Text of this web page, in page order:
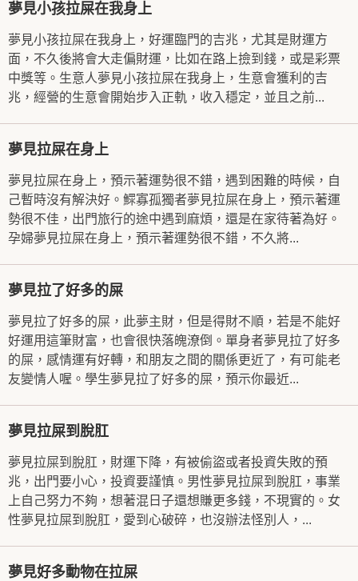
夢見小孩拉屎在我身上
夢見小孩拉屎在我身上，好運臨門的吉兆，尤其是財運方
面，不久後將會大走偏財運，比如在路上撿到錢，或是彩票
中獎等。生意人夢見小孩拉屎在我身上，生意會獲利的吉
兆，經營的生意會開始步入正軌，收入穩定，並且之前...
夢見拉屎在身上
夢見拉屎在身上，預示著運勢很不錯，遇到困難的時候，自
己暫時沒有解決好。鰥寡孤獨者夢見拉屎在身上，預示著運
勢很不佳，出門旅行的途中遇到麻煩，還是在家待著為好。
孕婦夢見拉屎在身上，預示著運勢很不錯，不久將...
夢見拉了好多的屎
夢見拉了好多的屎，此夢主財，但是得財不順，若是不能好
好運用這筆財富，也會很快落魄潦倒。單身者夢見拉了好多
的屎，感情運有好轉，和朋友之間的關係更近了，有可能老
友變情人喔。學生夢見拉了好多的屎，預示你最近...
夢見拉屎到脫肛
夢見拉屎到脫肛，財運下降，有被偷盜或者投資失敗的預
兆，出門要小心，投資要謹慎。男性夢見拉屎到脫肛，事業
上自己努力不夠，想著混日子還想賺更多錢，不現實的。女
性夢見拉屎到脫肛，愛到心破碎，也沒辦法怪別人，...
夢見好多動物在拉屎